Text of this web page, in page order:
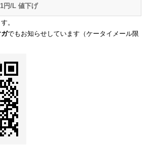
/L 値下げ
。
ガでもお知らせしています（ケータイメール限